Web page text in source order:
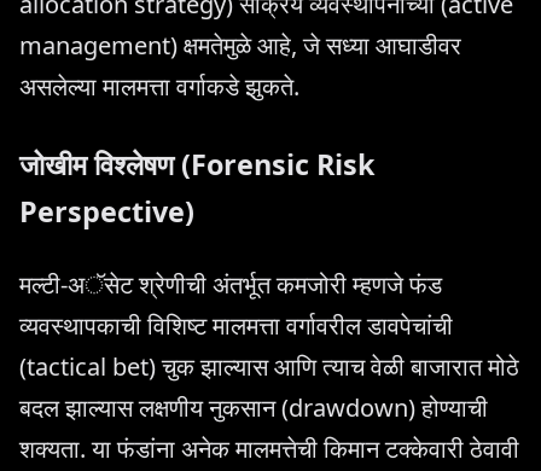
management) क्षमतेमुळे आहे, जे सध्या आघाडीवर
असलेल्या मालमत्ता वर्गाकडे झुकते.
जोखीम विश्लेषण (Forensic Risk
Perspective)
मल्टी-अॅसेट श्रेणीची अंतर्भूत कमजोरी म्हणजे फंड
व्यवस्थापकाची विशिष्ट मालमत्ता वर्गावरील डावपेचांची
(tactical bet) चुक झाल्यास आणि त्याच वेळी बाजारात मोठे
बदल झाल्यास लक्षणीय नुकसान (drawdown) होण्याची
शक्यता. या फंडांना अनेक मालमत्तेची किमान टक्केवारी ठेवावी